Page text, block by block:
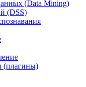
(Data Mining)
(DSS)
(плагины)